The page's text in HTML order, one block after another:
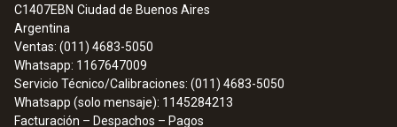
C1407EBN Ciudad de Buenos Aires
Argentina
Ventas: (011) 4683-5050
Whatsapp: 1167647009
Servicio Técnico/Calibraciones: (011) 4683-5050
Whatsapp (solo mensaje): 1145284213
Facturación – Despachos – Pagos